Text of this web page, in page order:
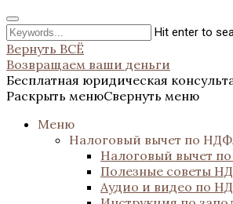
Hit enter to
Вернуть ВСЁ
Возвращаем ваши деньги
Бесплатная юридическая
Раскрыть менюСвернуть меню
Меню
Налоговый вычет по
Налоговый вычет
Полезные советы
Аудио и видео по